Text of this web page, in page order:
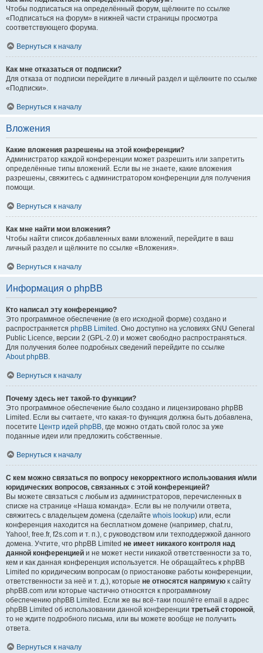
Чтобы подписаться на определённый форум, щёлкните по ссылке
«Подписаться на форум» в нижней части страницы просмотра
соответствующего форума.
Вернуться к началу
Как мне отказаться от подписки?
Для отказа от подписки перейдите в личный раздел и щёлкните по ссылке
«Подписки».
Вернуться к началу
Вложения
Какие вложения разрешены на этой конференции?
Администратор каждой конференции может разрешить или запретить
определённые типы вложений. Если вы не знаете, какие вложения
разрешены, свяжитесь с администратором конференции для получения
помощи.
Вернуться к началу
Как мне найти мои вложения?
Чтобы найти список добавленных вами вложений, перейдите в ваш
личный раздел и щёлкните по ссылке «Вложения».
Вернуться к началу
Информация о phpBB
Кто написал эту конференцию?
Это программное обеспечение (в его исходной форме) создано и
распространяется phpBB Limited . Оно доступно на условиях GNU General
Public Licence, версии 2 (GPL-2.0) и может свободно распространяться.
Для получения более подробных сведений перейдите по ссылке
About phpBB.
Вернуться к началу
Почему здесь нет такой-то функции?
Это программное обеспечение было создано и лицензировано phpBB
Limited. Если вы считаете, что какая-то функция должна быть добавлена,
посетите Центр идей phpBB, где можно отдать свой голос за уже
поданные идеи или предложить собственные.
Вернуться к началу
С кем можно связаться по вопросу некорректного использования и/или
юридических вопросов, связанных с этой конференцией?
Вы можете связаться с любым из администраторов, перечисленных в
списке на странице «Наша команда». Если вы не получили ответа,
свяжитесь с владельцем домена (сделайте whois lookup) или, если
конференция находится на бесплатном домене (например, chat.ru,
Yahoo!, free.fr, f2s.com и т. п.), с руководством или техподдержкой данного
домена. Учтите, что phpBB Limited не имеет никакого контроля над
данной конференцией и не может нести никакой ответственности за то,
кем и как данная конференция используется. Не обращайтесь к phpBB
Limited по юридическим вопросам (о приостановке работы конференции,
ответственности за неё и т. д.), которые не относятся напрямую к сайту
phpBB.com или которые частично относятся к программному
обеспечению phpBB Limited. Если же вы всё-таки пошлёте email в адрес
phpBB Limited об использовании данной конференции третьей стороной,
то не ждите подробного письма, или вы можете вообще не получить
ответа.
Вернуться к началу